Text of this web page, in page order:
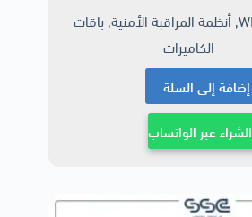
,أنظمة المراقبة الأمنية, باقات
الكاميرات
إضافة إلى السلة
الشراء عبر الواتساب